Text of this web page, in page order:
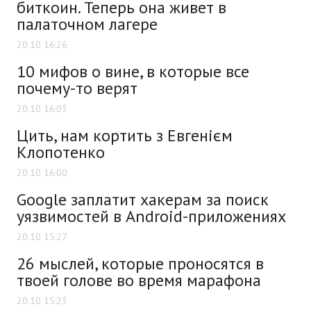
биткоин. Теперь она живет в
палаточном лагере
20.10 16:26
10 мифов о вине, в которые все
почему-то верят
20.10 16:03
Цить, нам кортить з Евгенієм
Клопотенко
20.10 16:00
Google заплатит хакерам за поиск
уязвимостей в Android-приложениях
20.10 15:27
26 мыслей, которые проносятся в
твоей голове во время марафона
20.10 15:23